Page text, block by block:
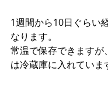
1週間から10日ぐらい
なります。
常温で保存できますが
は冷蔵庫に入れていま